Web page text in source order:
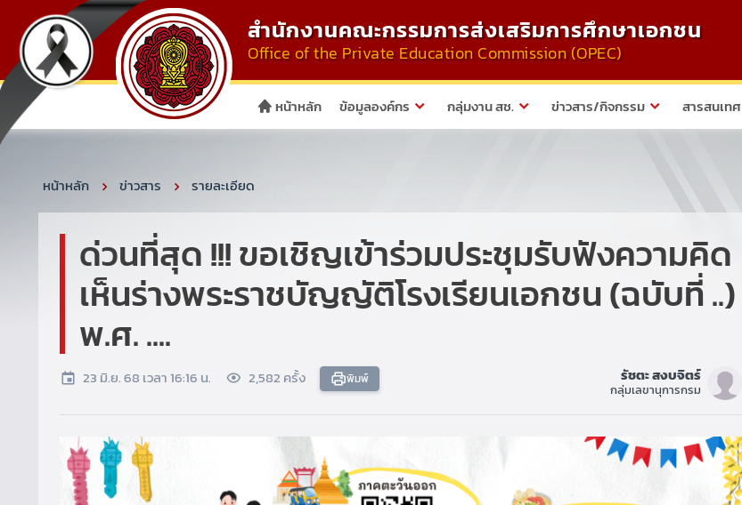
สำนักงานคณะกรรมการส่งเสริมการศึกษาเอกชน
Office of the Private Education Commission (OPEC)
หน้าหลัก ข้อมูลองค์กร กลุ่มงาน สช. ข่าวสาร/กิจกรรม สารสนเทศ
หน้าหลัก ข่าวสาร รายละเอียด
ด่วนที่สุด !!! ขอเชิญเข้าร่วมประชุมรับฟังความคิด
เห็นร่างพระราชบัญญัติโรงเรียนเอกชน (ฉบับที่ ..)
พ.ศ. ....
23 มิ.ย. 68 เวลา 16:16 น. 2,582 ครั้ง พิมพ์ รัชตะ สงบจิตร์
กลุ่มเลขานุการกรม